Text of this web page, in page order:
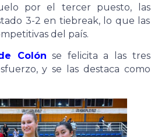
por el tercer puesto, las
3-2 en tiebreak, lo que las
del país.
Colón se felicita a las tres
y se las destaca como